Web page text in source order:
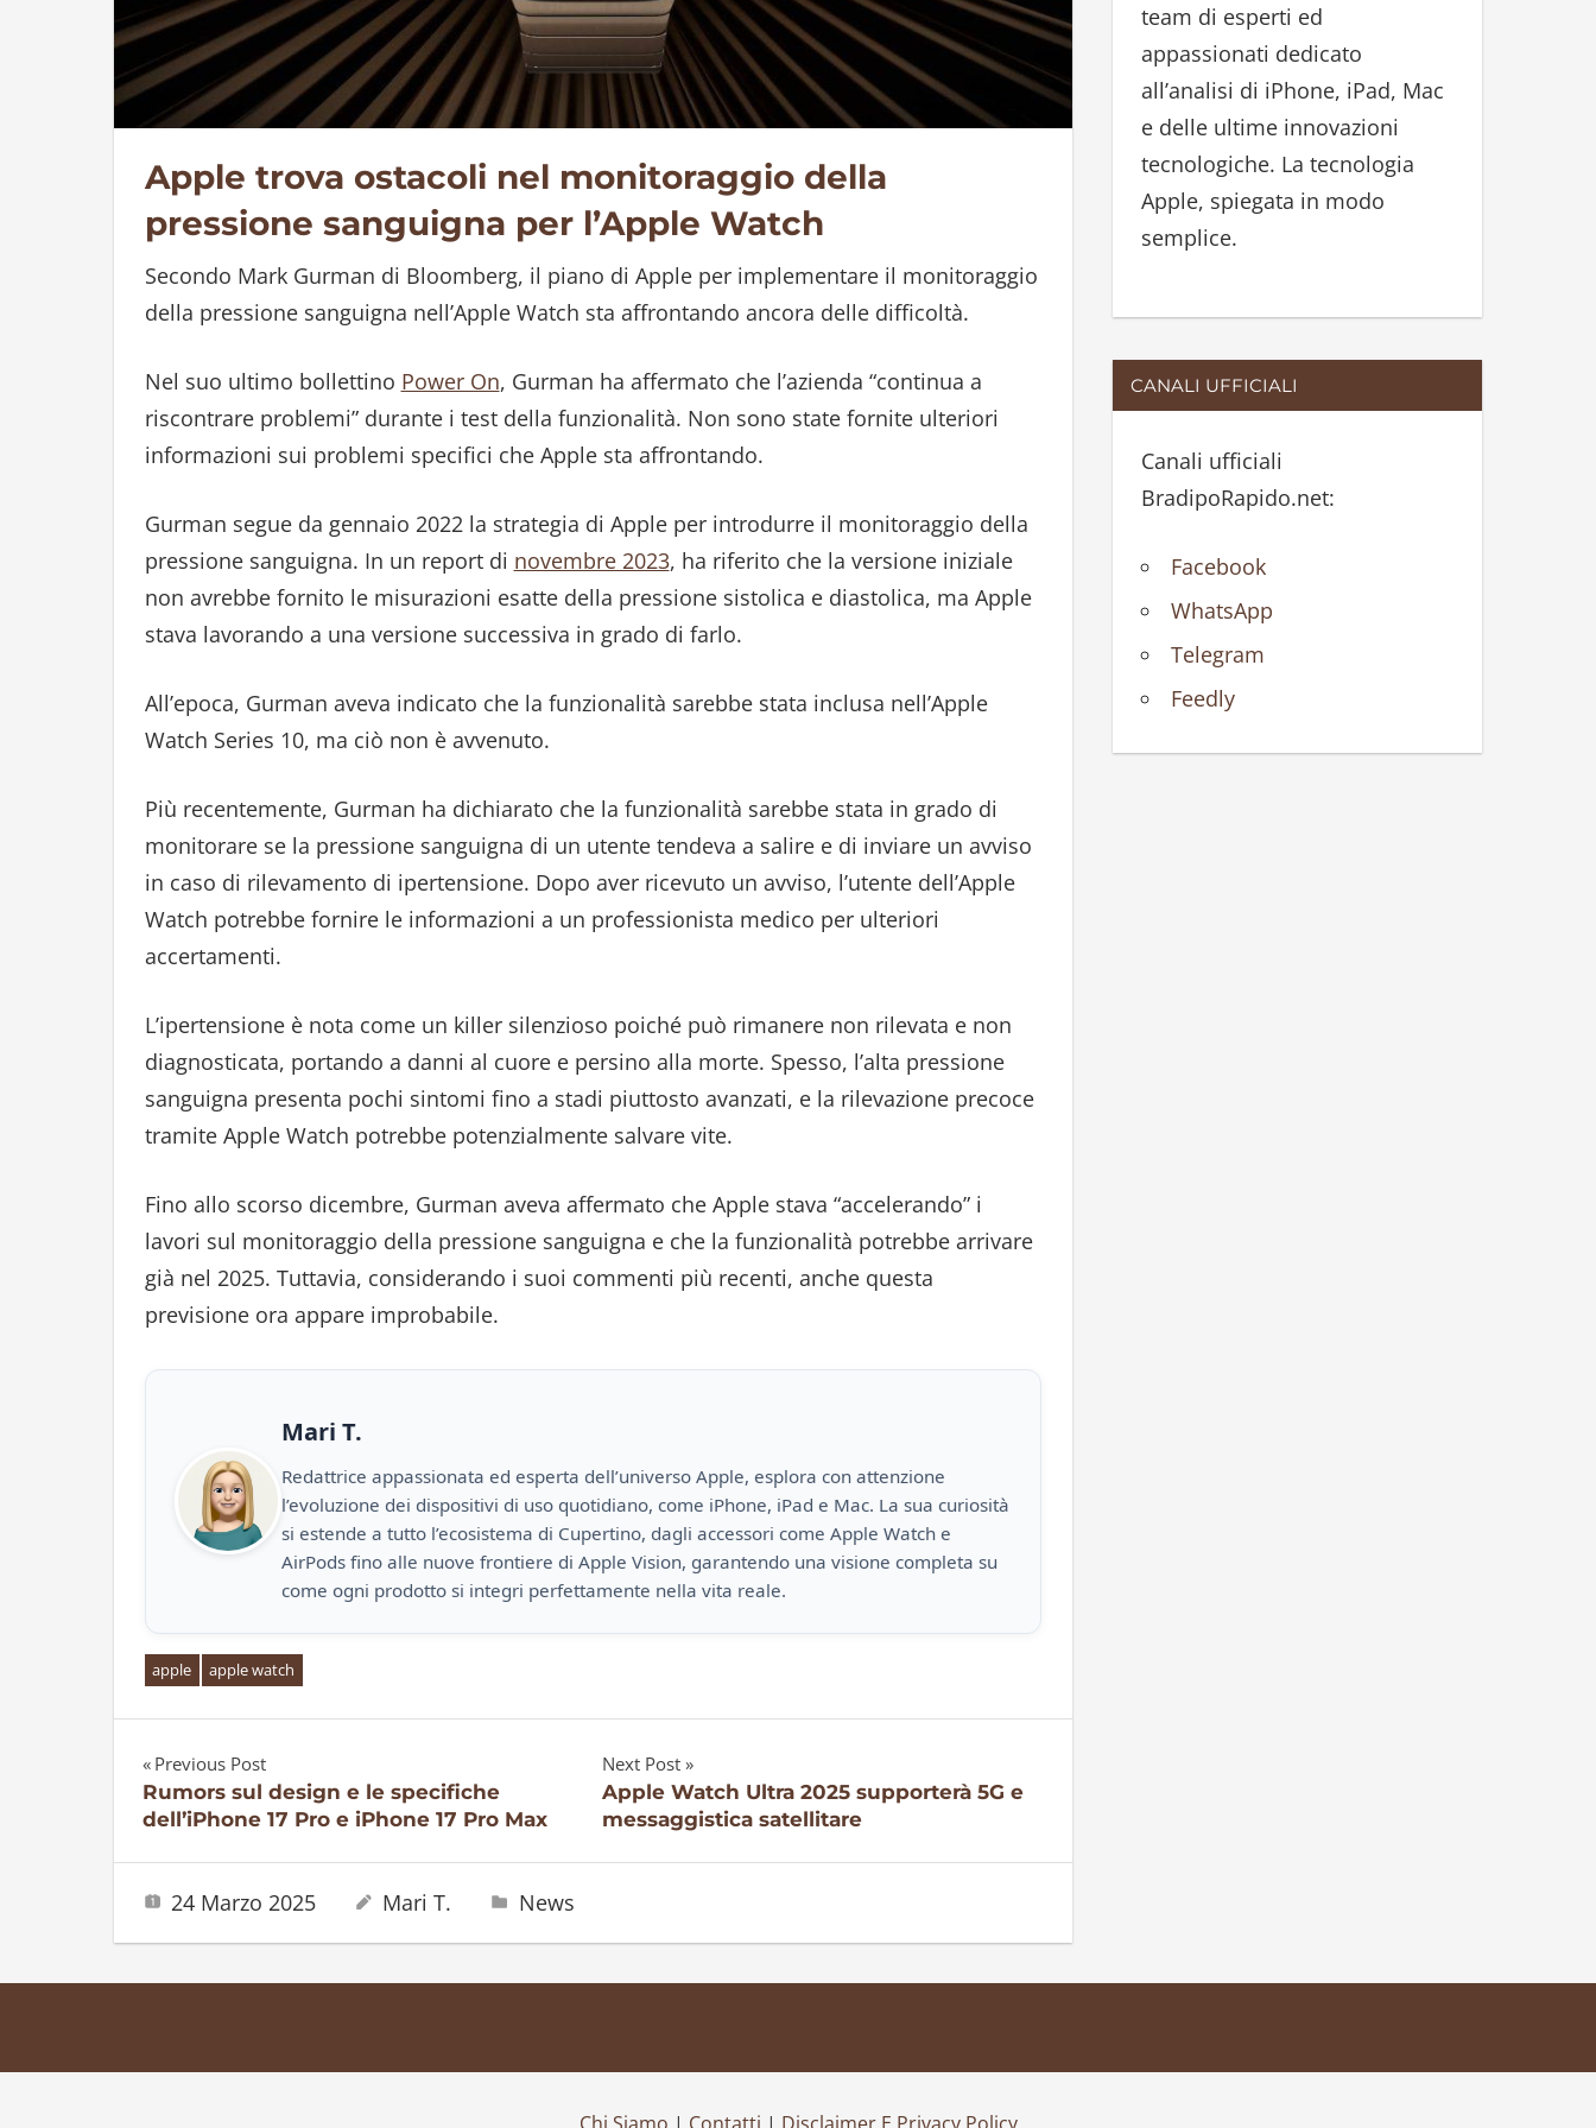
Apple trova ostacoli nel monitoraggio della
pressione sanguigna per l’Apple Watch
Secondo Mark Gurman di Bloomberg, il piano di Apple per implementare il monitoraggio
della pressione sanguigna nell’Apple Watch sta affrontando ancora delle difficoltà.
Nel suo ultimo bollettino Power On, Gurman ha affermato che l’azienda “continua a
riscontrare problemi” durante i test della funzionalità. Non sono state fornite ulteriori
informazioni sui problemi specifici che Apple sta affrontando.
Gurman segue da gennaio 2022 la strategia di Apple per introdurre il monitoraggio della
pressione sanguigna. In un report di novembre 2023, ha riferito che la versione iniziale
non avrebbe fornito le misurazioni esatte della pressione sistolica e diastolica, ma Apple
stava lavorando a una versione successiva in grado di farlo.
All’epoca, Gurman aveva indicato che la funzionalità sarebbe stata inclusa nell’Apple
Watch Series 10, ma ciò non è avvenuto.
Più recentemente, Gurman ha dichiarato che la funzionalità sarebbe stata in grado di
monitorare se la pressione sanguigna di un utente tendeva a salire e di inviare un avviso
in caso di rilevamento di ipertensione. Dopo aver ricevuto un avviso, l’utente dell’Apple
Watch potrebbe fornire le informazioni a un professionista medico per ulteriori
accertamenti.
L’ipertensione è nota come un killer silenzioso poiché può rimanere non rilevata e non
diagnosticata, portando a danni al cuore e persino alla morte. Spesso, l’alta pressione
sanguigna presenta pochi sintomi fino a stadi piuttosto avanzati, e la rilevazione precoce
tramite Apple Watch potrebbe potenzialmente salvare vite.
Fino allo scorso dicembre, Gurman aveva affermato che Apple stava “accelerando” i
lavori sul monitoraggio della pressione sanguigna e che la funzionalità potrebbe arrivare
già nel 2025. Tuttavia, considerando i suoi commenti più recenti, anche questa
previsione ora appare improbabile.
Mari T.
Redattrice appassionata ed esperta dell’universo Apple, esplora con attenzione
l’evoluzione dei dispositivi di uso quotidiano, come iPhone, iPad e Mac. La sua curiosità
si estende a tutto l’ecosistema di Cupertino, dagli accessori come Apple Watch e
AirPods fino alle nuove frontiere di Apple Vision, garantendo una visione completa su
come ogni prodotto si integri perfettamente nella vita reale.
apple apple watch
Navigazione
Previous Post
Rumors sul design e le specifiche
dell’iPhone 17 Pro e iPhone 17 Pro Max
Next Post
Apple Watch Ultra 2025 supporterà 5G e
messaggistica satellitare
24 Marzo 2025 Mari T. News
:
team di esperti ed
appassionati dedicato
all’analisi di iPhone, iPad, Mac
e delle ultime innovazioni
tecnologiche. La tecnologia
Apple, spiegata in modo
semplice.
CANALI UFFICIALI
Canali ufficiali
BradipoRapido.net:
Facebook
WhatsApp
Telegram
Feedly